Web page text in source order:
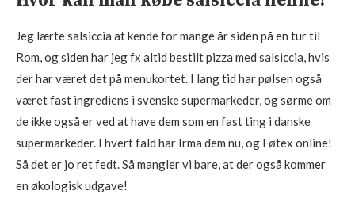
Jeg lærte salsiccia at kende for mange år siden på en tur til
Rom, og siden har jeg fx altid bestilt pizza med salsiccia, hvis
der har været det på menukortet. I lang tid har pølsen også
været fast ingrediens i svenske supermarkeder, og sørme om
de ikke også er ved at have dem som en fast ting i danske
supermarkeder. I hvert fald har Irma dem nu, og Føtex online!
Så det er jo ret fedt. Så mangler vi bare, at der også kommer
en økologisk udgave!